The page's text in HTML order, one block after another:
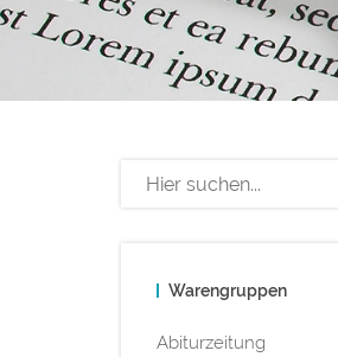
Warengruppen
Abiturzeitung